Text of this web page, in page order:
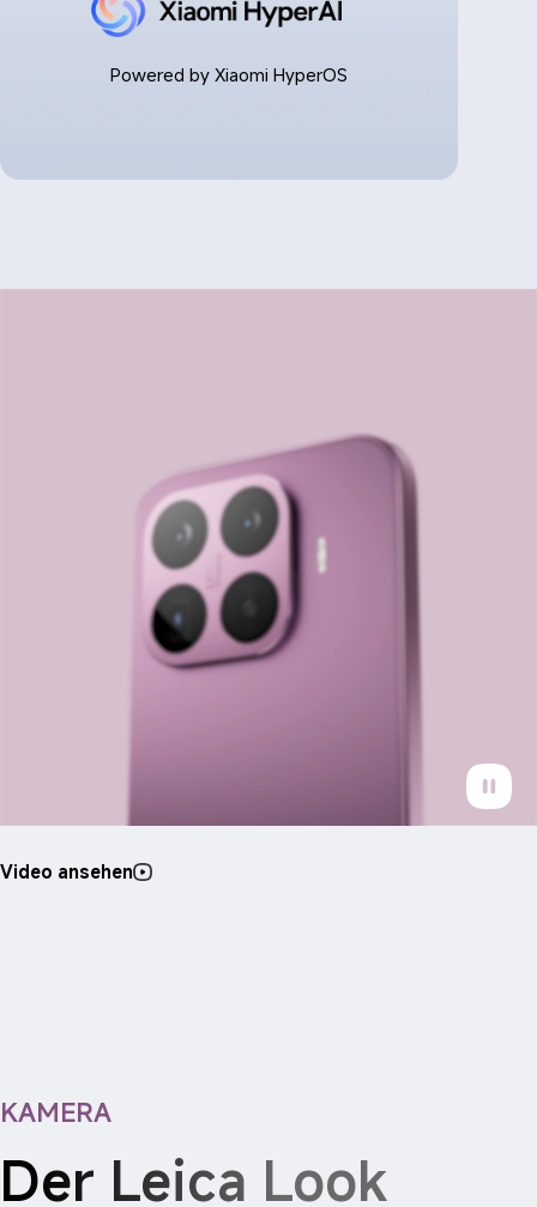
Powered by Xiaomi HyperOS
Video ansehen
KAMERA
Der Leica Look